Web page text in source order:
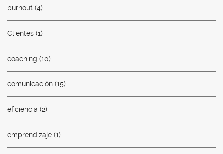
burnout (4)
Clientes (1)
coaching (10)
comunicación (15)
eficiencia (2)
emprendizaje (1)